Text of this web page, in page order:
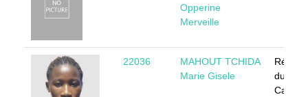
Opperine
Merveille
22036
MAHOUT TCHIDA
Marie Gisele
du